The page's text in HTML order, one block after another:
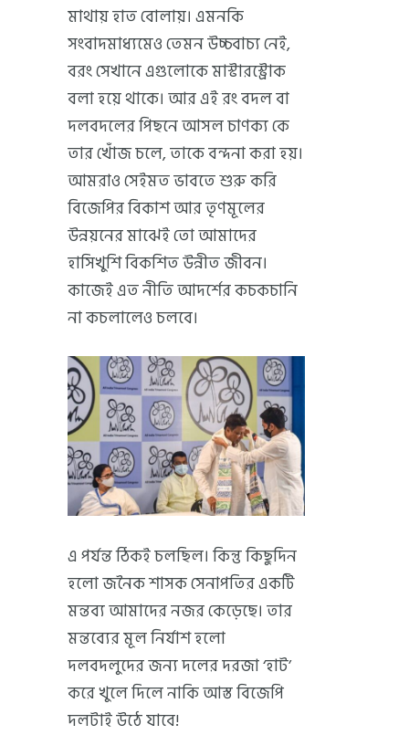
মাথায় হাত বোলায়। এমনকি
সংবাদমাধ্যমেও তেমন উচ্চবাচ্য নেই,
বরং সেখানে এগুলোকে মাস্টারস্ট্রোক
বলা হয়ে থাকে। আর এই রং বদল বা
দলবদলের পিছনে আসল চাণক্য কে
তার খোঁজ চলে, তাকে বন্দনা করা হয়।
আমরাও সেইমত ভাবতে শুরু করি
বিজেপির বিকাশ আর তৃণমূলের
উন্নয়নের মাঝেই তো আমাদের
হাসিখুশি বিকশিত উন্নীত জীবন।
কাজেই এত নীতি আদর্শের কচকচানি
না কচলালেও চলবে।
এ পর্যন্ত ঠিকই চলছিল। কিন্তু কিছুদিন
হলো জনৈক শাসক সেনাপতির একটি
মন্তব্য আমাদের নজর কেড়েছে। তার
মন্তব্যের মূল নির্যাশ হলো
দলবদলুদের জন্য দলের দরজা ‘হাট’
করে খুলে দিলে নাকি আস্ত বিজেপি
দলটাই উঠে যাবে!